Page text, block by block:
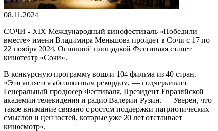
08.11.2024
СОЧИ - XIX Международный кинофестиваль «Победили
вместе» имени Владимира Меньшова пройдет в Сочи с 17 по
22 ноября 2024. Основной площадкой Фестиваля станет
кинотеатр «Сочи».
В конкурсную программу вошли 104 фильма из 40 стран.
«Это является абсолютным рекордом, — подчеркивает
Генеральный продюсер Фестиваля, Президент Евразийской
академии телевидения и радио Валерий Рузин. — Уверен, что
такое внимание связано с ростом поддержки патриотических
смыслов и ценностей, которые уже 20 лет отстаивает
киносмотр».